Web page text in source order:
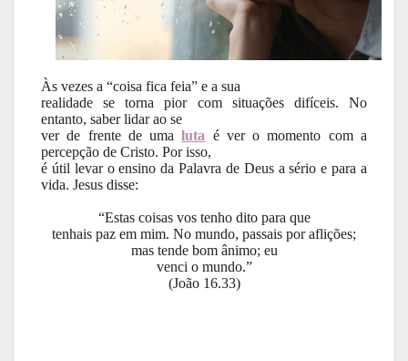
Às vezes a “coisa fica feia” e a sua
realidade se torna pior com situações difíceis. No
entanto, saber lidar ao se
ver de frente de umaluta é ver o momento com a
percepção de Cristo. Por isso,
é útil levar o ensino da Palavra de Deus a sério e para a
vida. Jesus disse:
“Estas coisas vos tenho dito para que
tenhais paz em mim. No mundo, passais por aflições;
mas tende bom ânimo; eu
venci o mundo.”
(João 16.33)